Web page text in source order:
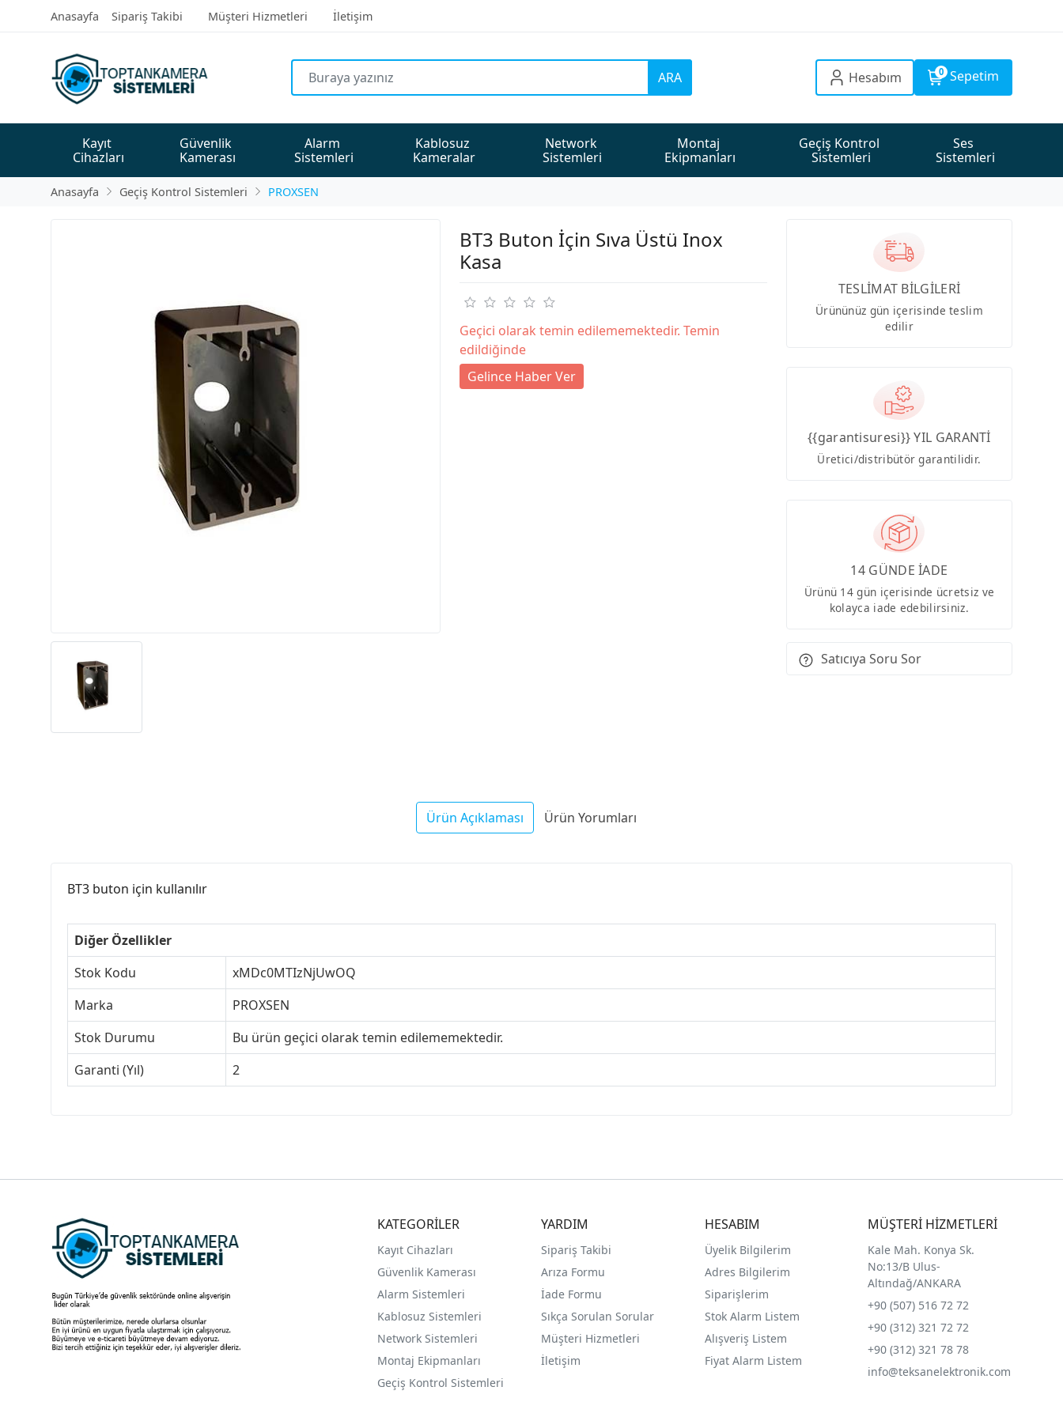
Anasayfa Sipariş Takibi Müşteri Hizmetleri İletişim
ARA Hesabım 0 Sepetim
Kayıt
Cihazları
Güvenlik
Kamerası
Alarm
Sistemleri
Kablosuz
Kameralar
Network
Sistemleri
Montaj
Ekipmanları
Geçiş Kontrol
Sistemleri
Ses
Sistemleri
Anasayfa Geçiş Kontrol Sistemleri PROXSEN
BT3 Buton İçin Sıva Üstü Inox
Kasa
Geçici olarak temin edilememektedir. Temin
edildiğinde
Gelince Haber Ver
TESLİMAT BİLGİLERİ
Ürününüz gün içerisinde teslim
edilir
{{garantisuresi}} YIL GARANTİ
Üretici/distribütör garantilidir.
14 GÜNDE İADE
Ürünü 14 gün içerisinde ücretsiz ve
kolayca iade edebilirsiniz.
Satıcıya Soru Sor
Ürün Açıklaması Ürün Yorumları
BT3 buton için kullanılır
Diğer Özellikler
Stok Kodu
xMDc0MTIzNjUwOQ
Marka
PROXSEN
Stok Durumu
Bu ürün geçici olarak temin edilememektedir.
Garanti (Yıl)
2
KATEGORİLER
Kayıt Cihazları
Güvenlik Kamerası
Alarm Sistemleri
Kablosuz Sistemleri
Network Sistemleri
Montaj Ekipmanları
Geçiş Kontrol Sistemleri
YARDIM
Sipariş Takibi
Arıza Formu
İade Formu
Sıkça Sorulan Sorular
Müşteri Hizmetleri
İletişim
HESABIM
Üyelik Bilgilerim
Adres Bilgilerim
Siparişlerim
Stok Alarm Listem
Alışveriş Listem
Fiyat Alarm Listem
MÜŞTERİ HİZMETLERİ
Kale Mah. Konya Sk.
No:13/B Ulus-
Altındağ/ANKARA
+90 (507) 516 72 72
+90 (312) 321 72 72
+90 (312) 321 78 78
info@teksanelektronik.com